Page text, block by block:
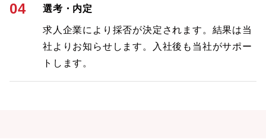
04 選考・内定
求人企業により採否が決定されます。結果は当
社よりお知らせします。入社後も当社がサポー
トします。